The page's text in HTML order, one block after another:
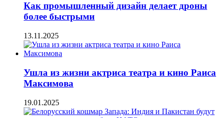
Как промышленный дизайн делает дроны
более быстрыми
13.11.2025
Ушла из жизни актриса театра и кино Раиса
Максимова
19.01.2025